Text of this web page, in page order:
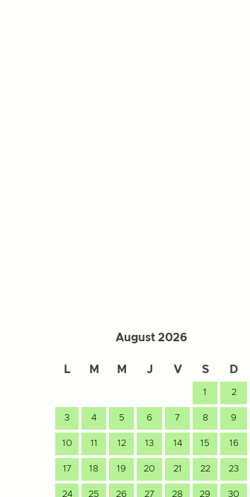
August 2026
L M M J V S D
1 2
3 4 5 6 7 8 9
10 11 12 13 14 15 16
17 18 19 20 21 22 23
24 25 26 27 28 29 30